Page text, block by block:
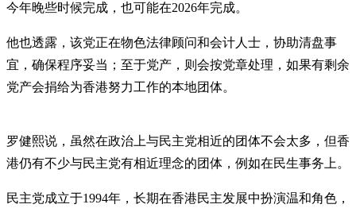
今年晚些时候完成，也可能在2026年完成。
他也透露，该党正在物色法律顾问和会计人士，协助清盘事
宜，确保程序妥当；至于党产，则会按党章处理，如果有剩余
党产会捐给为香港努力工作的本地团体。
罗健熙说，虽然在政治上与民主党相近的团体不会太多，但香
港仍有不少与民主党有相近理念的团体，例如在民生事务上。
民主党成立于1994年，长期在香港民主发展中扮演温和角色，